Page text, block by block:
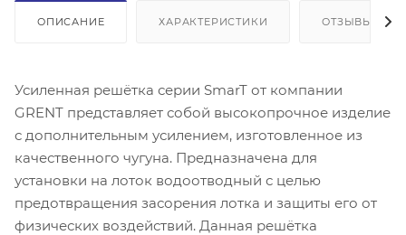
ОПИСАНИЕ ХАРАКТЕРИСТИКИ ОТЗЫВЫ
Усиленная решётка серии SmarT от компании
GRENT представляет собой высокопрочное изделие
с дополнительным усилением, изготовленное из
качественного чугуна. Предназначена для
установки на лоток водоотводный с целью
предотвращения засорения лотка и защиты его от
физических воздействий. Данная решётка